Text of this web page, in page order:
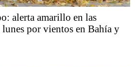
alerta amarillo en las
por vientos en Bahía y